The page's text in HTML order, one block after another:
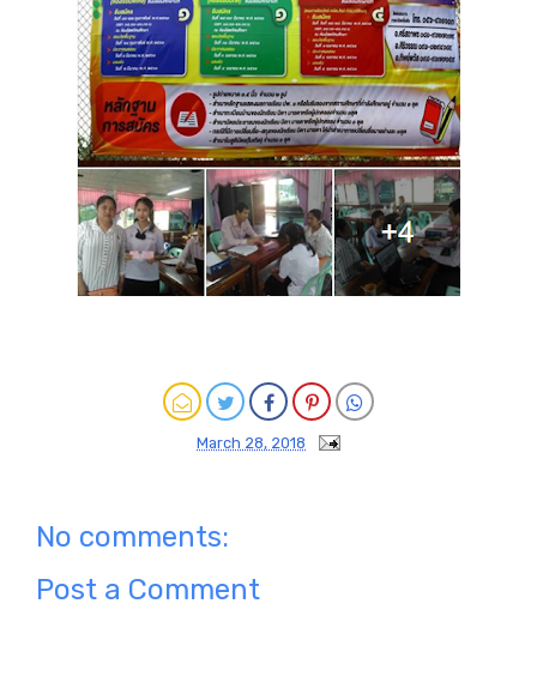
March 28, 2018
No comments:
Post a Comment